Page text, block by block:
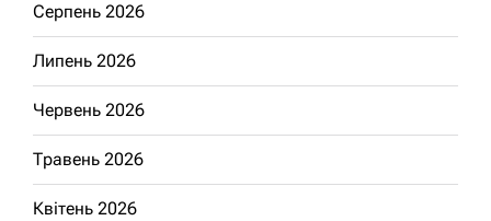
Серпень 2026
Липень 2026
Червень 2026
Травень 2026
Квітень 2026